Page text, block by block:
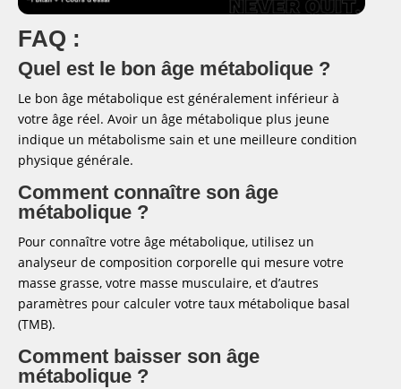
FAQ :
Quel est le bon âge métabolique ?
Le bon âge métabolique est généralement inférieur à
votre âge réel. Avoir un âge métabolique plus jeune
indique un métabolisme sain et une meilleure condition
physique générale.
Comment connaître son âge
métabolique ?
Pour connaître votre âge métabolique, utilisez un
analyseur de composition corporelle qui mesure votre
masse grasse, votre masse musculaire, et d’autres
paramètres pour calculer votre taux métabolique basal
(TMB).
Comment baisser son âge
métabolique ?